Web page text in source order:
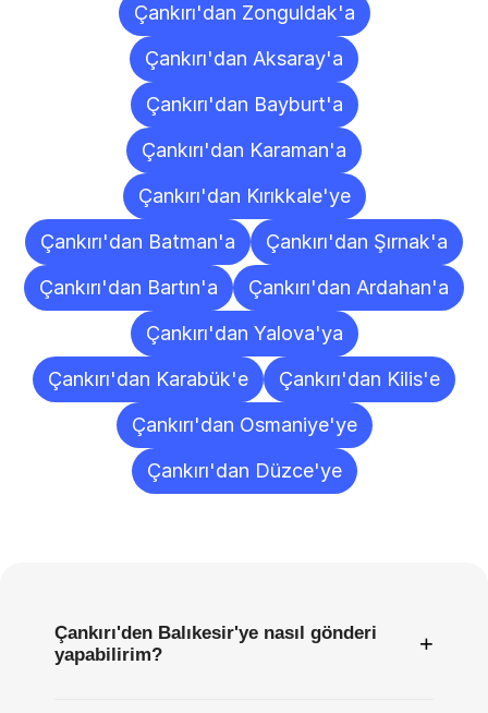
Çankırı'dan Zonguldak'a
Çankırı'dan Aksaray'a
Çankırı'dan Bayburt'a
Çankırı'dan Karaman'a
Çankırı'dan Kırıkkale'ye
Çankırı'dan Batman'a
Çankırı'dan Şırnak'a
Çankırı'dan Bartın'a
Çankırı'dan Ardahan'a
Çankırı'dan Yalova'ya
Çankırı'dan Karabük'e
Çankırı'dan Kilis'e
Çankırı'dan Osmaniye'ye
Çankırı'dan Düzce'ye
Çankırı'den Balıkesir'ye nasıl gönderi
yapabilirim?
+